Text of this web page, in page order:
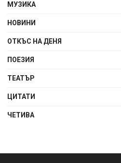
МУЗИКА
НОВИНИ
ОТКЪС НА ДЕНЯ
ПОЕЗИЯ
ТЕАТЪР
ЦИТАТИ
ЧЕТИВА